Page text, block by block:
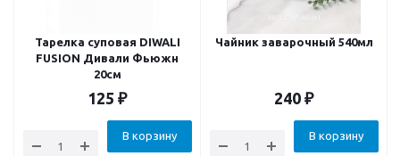
Тарелка суповая DIWALI
FUSION Дивали Фьюжн
20см
125 ₽
В корзину
Чайник заварочный 540мл
240 ₽
В корзину